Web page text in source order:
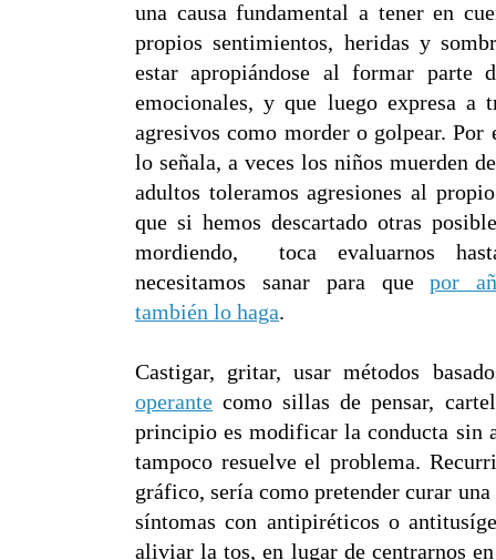
una causa fundamental a tener en
propios sentimientos, heridas y
estar apropiándose al formar parte
emocionales, y que luego expresa a
agresivos como morder o golpear.
lo señala, a veces los niños muerden
adultos toleramos agresiones al
que si hemos descartado otras
mordiendo,
toca evaluarnos
necesitamos sanar para quepor
también lo haga.
Castigar, gritar, usar métodos
operante como sillas de pensar,
principio es modificar la conducta sin
tampoco resuelve el problema.
gráfico, sería como pretender curar
síntomas con antipiréticos o
aliviar la tos, en lugar de centrarnos